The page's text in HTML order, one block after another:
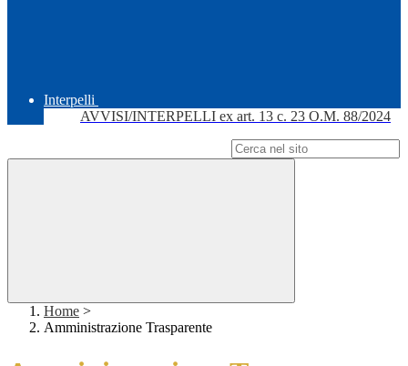
Interpelli
AVVISI/INTERPELLI ex art. 13 c. 23 O.M. 88/2024
Home >
Amministrazione Trasparente